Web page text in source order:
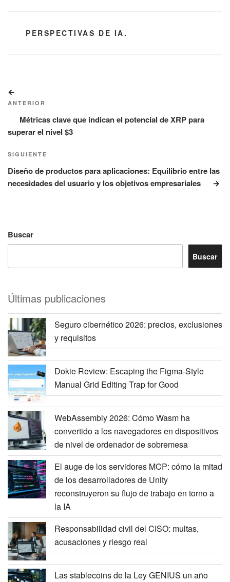
CATEGORÍAS
PERSPECTIVAS DE IA.
de
entradas
anterior:
ANTERIOR
Métricas clave que indican el potencial de XRP para
superar el nivel $3
Siguiente
entrada
SIGUIENTE
Diseño de productos para aplicaciones: Equilibrio entre las
necesidades del usuario y los objetivos empresariales
Buscar
Buscar
Últimas publicaciones
Seguro cibernético 2026: precios, exclusiones
y requisitos
Dokie Review: Escaping the Figma-Style
Manual Grid Editing Trap for Good
WebAssembly 2026: Cómo Wasm ha
convertido a los navegadores en dispositivos
de nivel de ordenador de sobremesa
El auge de los servidores MCP: cómo la mitad
de los desarrolladores de Unity
reconstruyeron su flujo de trabajo en torno a
la IA
Responsabilidad civil del CISO: multas,
acusaciones y riesgo real
Las stablecoins de la Ley GENIUS un año